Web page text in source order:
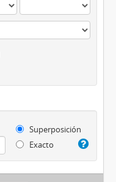
Superposición
Exacto